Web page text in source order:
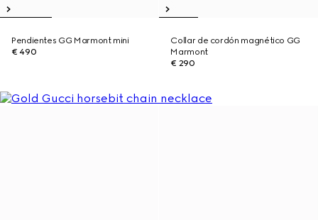
Pendientes GG Marmont mini
€ 490
Collar de cordón magnético GG
Marmont
€ 290